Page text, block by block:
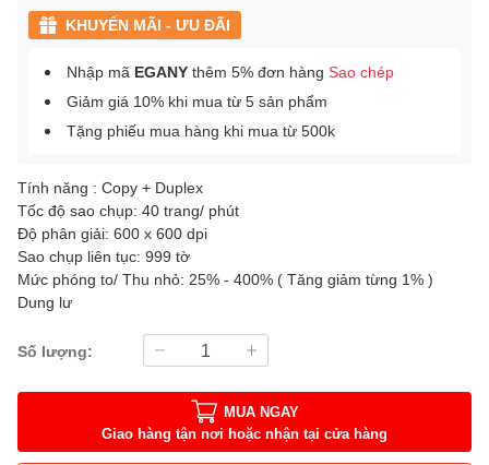
KHUYẾN MÃI - ƯU ĐÃI
Nhập mã EGANY thêm 5% đơn hàng Sao chép
Giảm giá 10% khi mua từ 5 sản phẩm
Tặng phiếu mua hàng khi mua từ 500k
Tính năng : Copy + Duplex
Tốc độ sao chụp: 40 trang/ phút
Độ phân giải: 600 x 600 dpi
Sao chụp liên tục: 999 tờ
Mức phóng to/ Thu nhỏ: 25% - 400% ( Tăng giảm từng 1% )
Dung lư
Số lượng:
MUA NGAY
Giao hàng tận nơi hoặc nhận tại cửa hàng